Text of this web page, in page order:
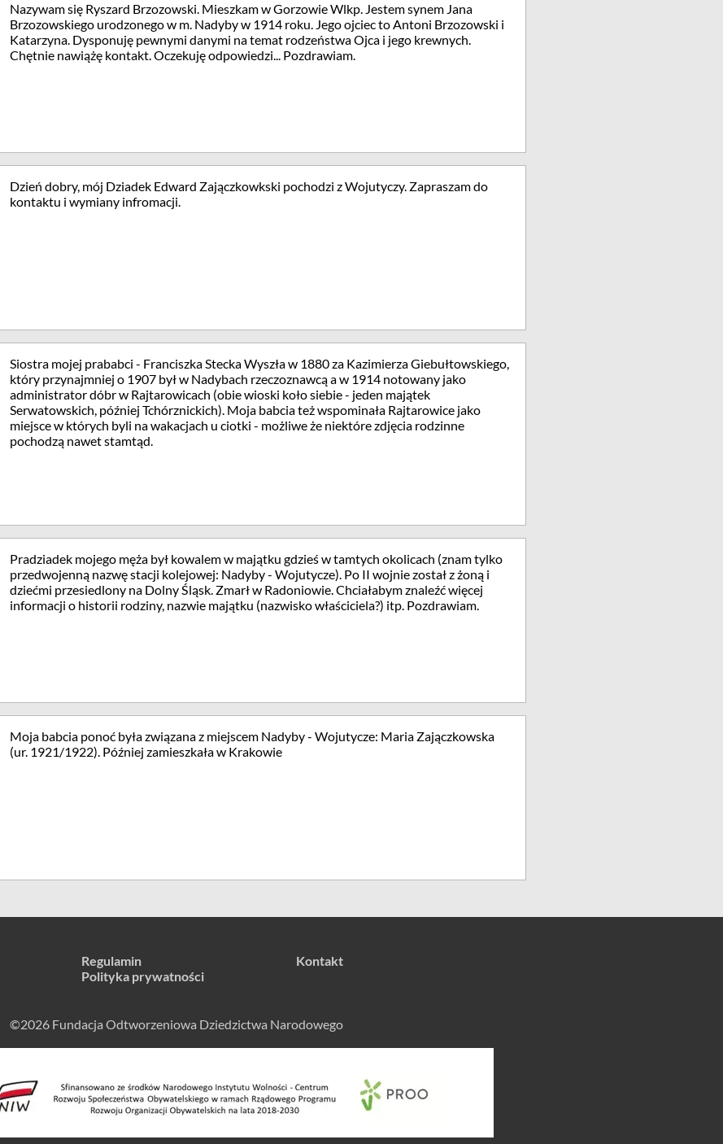
Nazywam się Ryszard Brzozowski. Mieszkam w Gorzowie Wlkp. Jestem synem Jana
Brzozowskiego urodzonego w m. Nadyby w 1914 roku. Jego ojciec to Antoni Brzozowski i
Katarzyna. Dysponuję pewnymi danymi na temat rodzeństwa Ojca i jego krewnych.
Chętnie nawiążę kontakt. Oczekuję odpowiedzi... Pozdrawiam.
Dzień dobry, mój Dziadek Edward Zajączkowkski pochodzi z Wojutyczy. Zapraszam do
kontaktu i wymiany infromacji.
Siostra mojej prababci - Franciszka Stecka Wyszła w 1880 za Kazimierza Giebułtowskiego,
który przynajmniej o 1907 był w Nadybach rzeczoznawcą a w 1914 notowany jako
administrator dóbr w Rajtarowicach (obie wioski koło siebie - jeden majątek
Serwatowskich, później Tchórznickich). Moja babcia też wspominała Rajtarowice jako
miejsce w których byli na wakacjach u ciotki - możliwe że niektóre zdjęcia rodzinne
pochodzą nawet stamtąd.
Pradziadek mojego męża był kowalem w majątku gdzieś w tamtych okolicach (znam tylko
przedwojenną nazwę stacji kolejowej: Nadyby - Wojutycze). Po II wojnie został z żoną i
dziećmi przesiedlony na Dolny Śląsk. Zmarł w Radoniowie. Chciałabym znaleźć więcej
informacji o historii rodziny, nazwie majątku (nazwisko właściciela?) itp. Pozdrawiam.
Moja babcia ponoć była związana z miejscem Nadyby - Wojutycze: Maria Zajączkowska
(ur. 1921/1922). Później zamieszkała w Krakowie
Regulamin
Polityka prywatności
Kontakt
©2026 Fundacja Odtworzeniowa Dziedzictwa Narodowego